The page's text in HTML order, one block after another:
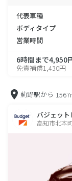
代表車種
ボディタイプ
営業時間
6時間まで4,950
免責補償1,430円
薊野駅から
バジェッ
高知市北本